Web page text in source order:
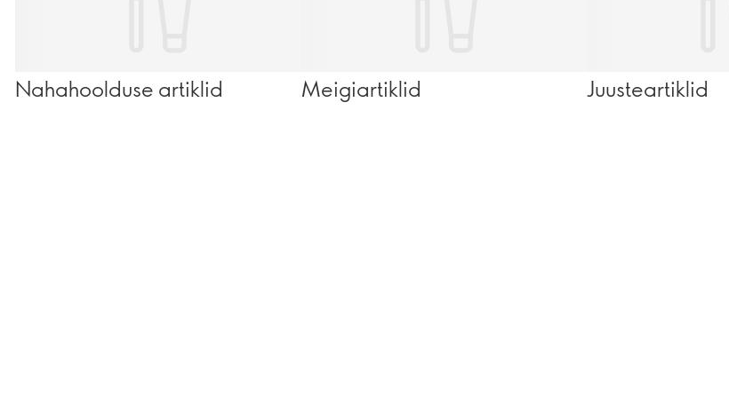
Nahahoolduse artiklid Meigiartiklid Juusteartiklid